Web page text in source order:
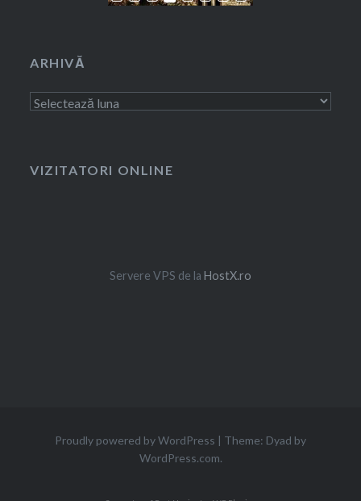
ARHIVĂ
Arhivă
VIZITATORI ONLINE
Servere VPS de la HostX.ro
Proudly powered by WordPress | Theme: Dyad by
WordPress.com.